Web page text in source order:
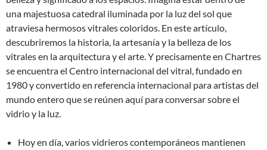
una majestuosa catedral iluminada por la luz del sol que
atraviesa hermosos vitrales coloridos. En este artículo,
descubriremos la historia, la artesanía y la belleza de los
vitrales en la arquitectura y el arte. Y precisamente en Chartres
se encuentra el Centro internacional del vitral, fundado en
1980 y convertido en referencia internacional para artistas del
mundo entero que se reúnen aquí para conversar sobre el
vidrio y la luz.
Hoy en día, varios vidrieros contemporáneos mantienen